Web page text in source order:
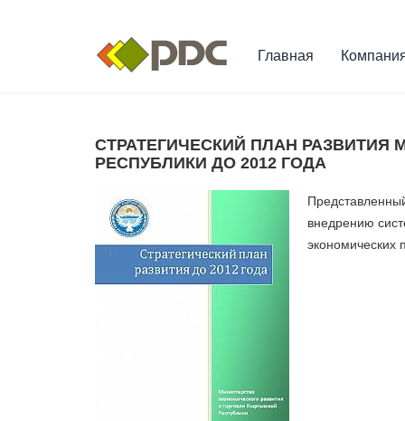
Главная
СТРАТЕГИЧЕСКИЙ ПЛАН
РЕСПУБЛИКИ ДО 2012 ГОДА
внедрению
экономических